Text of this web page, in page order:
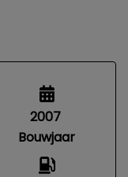
2007
Bouwjaar